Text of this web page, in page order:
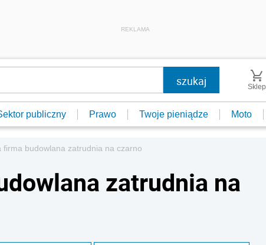
REKLAMA
Sklep
publiczny Prawo Twoje pieniądze Moto
firma budowlana zatrudnia na czarno
zatrudnia na